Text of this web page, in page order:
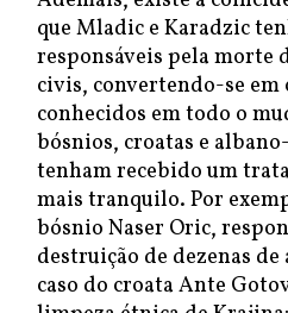
que Mladic e Karadzic
responsáveis pela morte
civis, convertendo-se
conhecidos em todo o
bósnios, croatas e
tenham recebido um
mais tranquilo. Por
bósnio Naser Oric,
destruição de dezenas
caso do croata Ante